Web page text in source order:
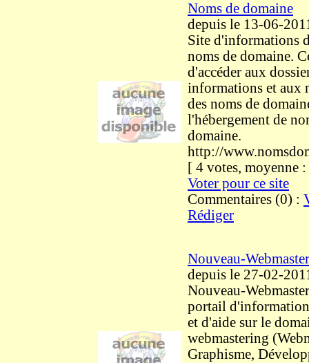
Noms de domaine
depuis le 13-06-
Site d'informations
noms de domaine.
d'accéder aux
informations et aux
des noms de
l'hébergement de
domaine.
http://
[ 4 votes,
Voter pour ce site
Commentaires (0) :
Rédiger
Nouveau-Webmaster
depuis le 27-02-
Nouveau-
portail
et d'aide sur le
webmastering
Graphisme,